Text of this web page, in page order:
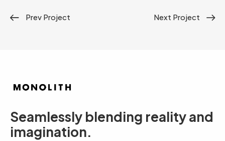
Prev Project Next Project
Seamlessly blending reality and
imagination.